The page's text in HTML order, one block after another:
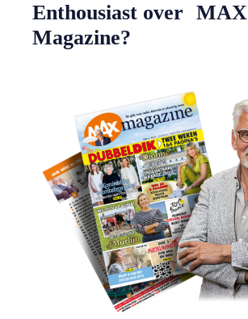
Enthousiast over MAX
Magazine?